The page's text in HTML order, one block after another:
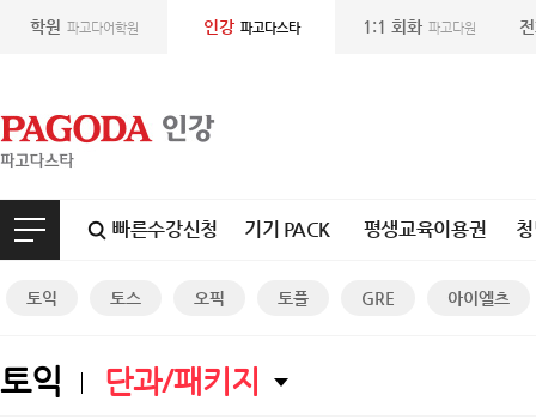
학원 파고다어학원 인강 파고다스타 1:1 회화 파고다원
빠른수강신청 기기 PACK 평생교육이용권
토익 토스 오픽 토플 GRE 아이엘츠
토익 단과/패키지